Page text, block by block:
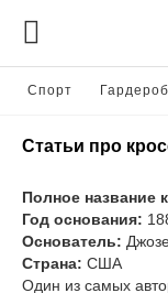
Спорт Гардероб
Статьи про
Полное название
Год основания:
Основатель:
Страна: США
Один из самых